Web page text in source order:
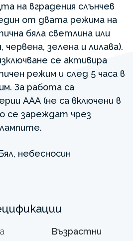
на вградения слънчев
от двата режима на
бяла светлина или
червена, зелена и лилава).
се активира
режим и след 5 часа в
За работа са
ААА (не са включени в
се зареждат чрез
небесносин
Възрастни